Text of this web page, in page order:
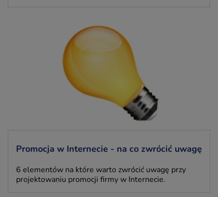
Promocja w Internecie - na co zwrócić uwagę
6 elementów na które warto zwrócić uwagę przy
projektowaniu promocji firmy w Internecie.